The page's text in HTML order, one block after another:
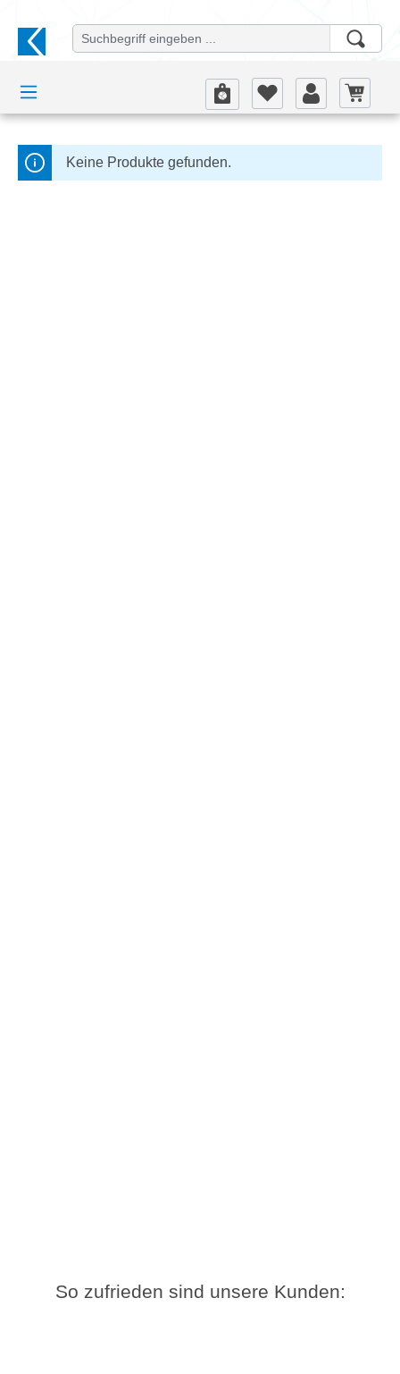
Keine Produkte gefunden.
So zufrieden sind unsere Kunden: